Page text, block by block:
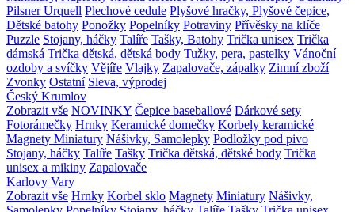
Pilsner Urquell Plechové cedule Plyšové hračky, Plyšové čepice,
Dětské batohy Ponožky Popelníky Potraviny Přívěsky na klíče
Puzzle Stojany, háčky Talíře Tašky, Batohy Trička unisex Trička
dámská Trička dětská, dětská body Tužky, pera, pastelky Vánoční
ozdoby a svíčky Vějíře Vlajky Zapalovače, zápalky Zimní zboží
Zvonky Ostatní Sleva, výprodej
Český Krumlov
Zobrazit vše NOVINKY Čepice baseballové Dárkové sety
Fotorámečky Hrnky Keramické domečky Korbely keramické
Magnety Miniatury Nášivky, Samolepky Podložky pod pivo
Stojany, háčky Talíře Tašky Trička dětská, dětské body Trička
unisex a mikiny Zapalovače
Karlovy Vary
Zobrazit vše Hrnky Korbel sklo Magnety Miniatury Nášivky,